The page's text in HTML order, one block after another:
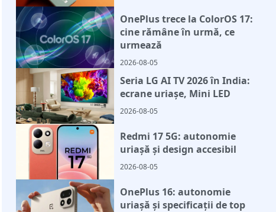
OnePlus trece la ColorOS 17:
cine rămâne în urmă, ce
urmează
2026-08-05
Seria LG AI TV 2026 în India:
ecrane uriașe, Mini LED
2026-08-05
Redmi 17 5G: autonomie
uriașă și design accesibil
2026-08-05
OnePlus 16: autonomie
uriașă și specificații de top